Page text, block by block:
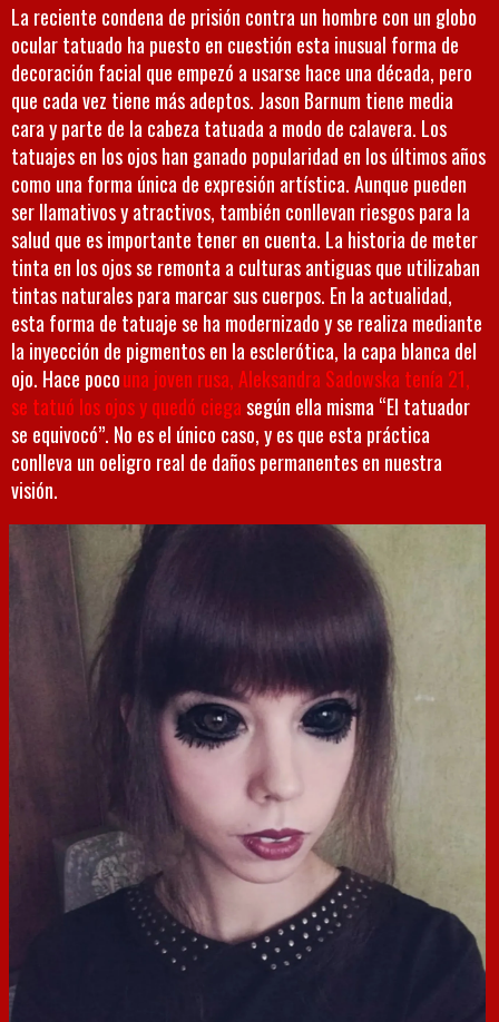
La reciente condena de prisión contra un hombre con un globo
ocular tatuado ha puesto en cuestión esta inusual forma de
decoración facial que empezó a usarse hace una década, pero
que cada vez tiene más adeptos. Jason Barnum tiene media
cara y parte de la cabeza tatuada a modo de calavera. Los
tatuajes en los ojos han ganado popularidad en los últimos años
como una forma única de expresión artística. Aunque pueden
ser llamativos y atractivos, también conllevan riesgos para la
salud que es importante tener en cuenta. La historia de meter
tinta en los ojos se remonta a culturas antiguas que utilizaban
tintas naturales para marcar sus cuerpos. En la actualidad,
esta forma de tatuaje se ha modernizado y se realiza mediante
la inyección de pigmentos en la esclerótica, la capa blanca del
ojo. Hace pocouna joven rusa, Aleksandra Sadowska tenía 21,
se tatuó los ojos y quedó ciegasegún ella misma “El tatuador
se equivocó”. No es el único caso, y es que esta práctica
conlleva un oeligro real de daños permanentes en nuestra
visión.